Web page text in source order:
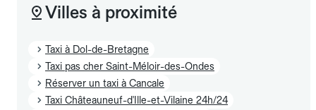
Villes à proximité
Taxi à Dol-de-Bretagne
Taxi pas cher Saint-Méloir-des-Ondes
Réserver un taxi à Cancale
Taxi Châteauneuf-d'Ille-et-Vilaine 24h/24